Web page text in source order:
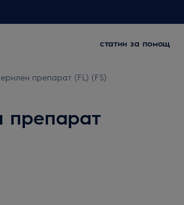
статии за помощ
препарат (FL) (FS)
препарат